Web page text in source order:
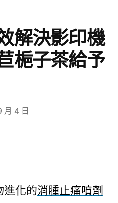
解決影印機
梔子茶給予
月 4 日
進化的消腫止痛噴劑